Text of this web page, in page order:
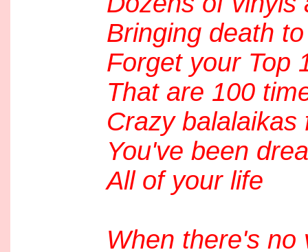
Bringing death
Forget your Top
That are 100
Crazy balalaikas
You've been
All of your life
When there's no